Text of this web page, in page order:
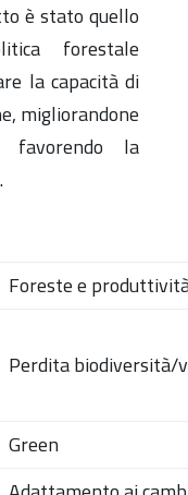
è stato quello
forestale
la capacità di
migliorandone
favorendo la
Foreste e
Perdita biodiversità/
Green